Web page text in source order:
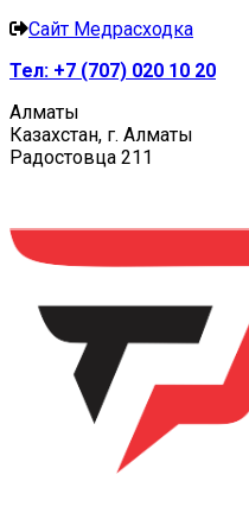
Сайт Медрасходка
Тел: +7 (707) 020 10 20
Алматы
Казахстан, г. Алматы
Радостовца 211